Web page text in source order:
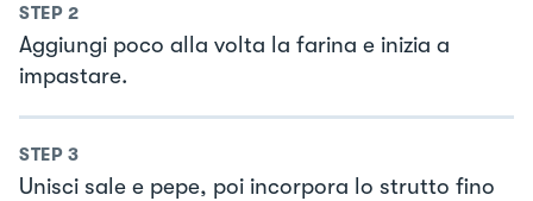
STEP 2
Aggiungi poco alla volta la farina e inizia a
impastare.
STEP 3
Unisci sale e pepe, poi incorpora lo strutto fino